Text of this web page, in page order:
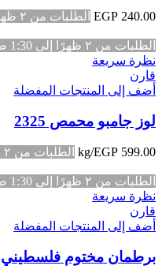
EGP 240.00 الطلبات من ٢ ظهرًا إلى 1:30 صباحًا
الطلبات من ٢ ظهرًا إلى 1:30 صباحًا
نظرة سريعة
قارن
أضف إلى المنتجات المفضلة
لوز جامبو محمص 2325
EGP 599.00
/kg الطلبات من ٢ ظهرًا إلى 1:30 صباحًا
الطلبات من ٢ ظهرًا إلى 1:30 صباحًا
نظرة سريعة
قارن
أضف إلى المنتجات المفضلة
برطمان مختوم فلسطيني 425جم